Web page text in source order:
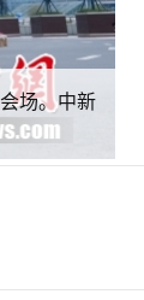
场。中新